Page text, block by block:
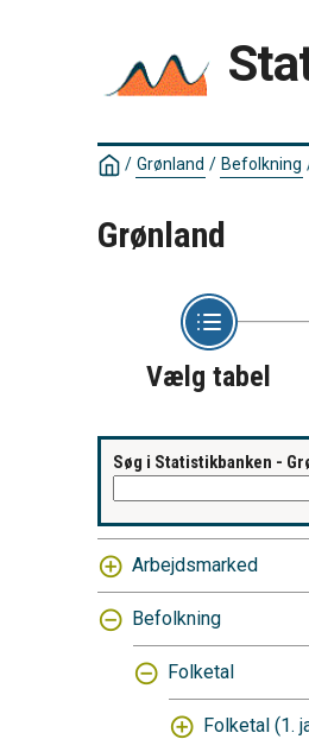
/ Grønland / Befolkning
Grønland
Vælg tabel
Søg i Statistikbanken -
Arbejdsmarked
Befolkning
Folketal
Folketal (1.